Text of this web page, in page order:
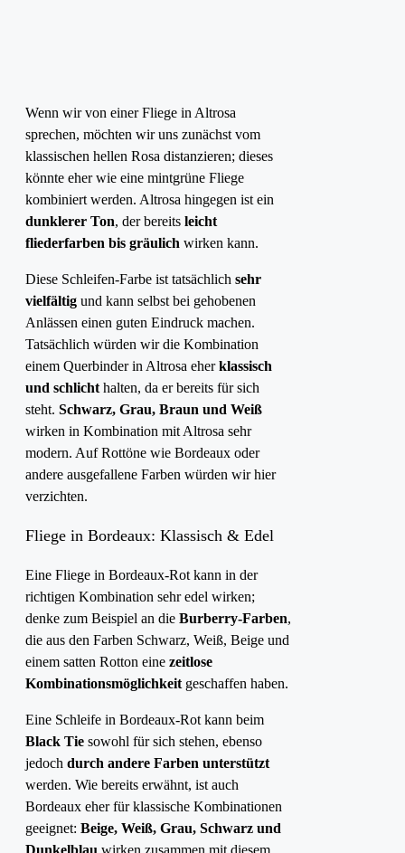
Wenn wir von einer Fliege in Altrosa
sprechen, möchten wir uns zunächst vom
klassischen hellen Rosa distanzieren; dieses
könnte eher wie eine mintgrüne Fliege
kombiniert werden. Altrosa hingegen ist ein
dunklerer Ton, der bereits leicht
fliederfarben bis gräulich wirken kann.
Diese Schleifen-Farbe ist tatsächlich sehr
vielfältig und kann selbst bei gehobenen
Anlässen einen guten Eindruck machen.
Tatsächlich würden wir die Kombination
einem Querbinder in Altrosa eherklassisch
und schlicht halten, da er bereits für sich
steht. Schwarz, Grau, Braun und Weiß
wirken in Kombination mit Altrosa sehr
modern. Auf Rottöne wie Bordeaux oder
andere ausgefallene Farben würden wir hier
verzichten.
Fliege in Bordeaux: Klassisch & Edel
Eine Fliege in Bordeaux-Rot kann in der
richtigen Kombination sehr edel wirken;
denke zum Beispiel an die Burberry-Farben,
die aus den Farben Schwarz, Weiß, Beige und
einem satten Rotton eine zeitlose
Kombinationsmöglichkeit geschaffen haben.
Eine Schleife in Bordeaux-Rot kann beim
Black Tie sowohl für sich stehen, ebenso
jedoch durch andere Farben unterstützt
werden. Wie bereits erwähnt, ist auch
Bordeaux eher für klassische Kombinationen
geeignet: Beige, Weiß, Grau, Schwarz und
Dunkelblau wirken zusammen mit diesem